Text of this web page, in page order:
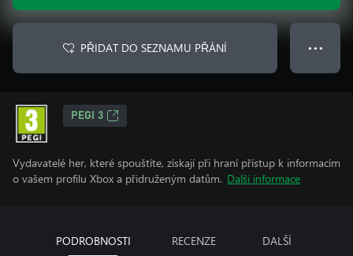
PŘIDAT DO SEZNAMU PŘÁNÍ ● ● ●
PEGI 3
Vydavatelé her, které spouštíte, získají při hraní přístup k informacím
o vašem profilu Xbox a přidruženým datům. Další informace
PODROBNOSTI RECENZE DALŠÍ